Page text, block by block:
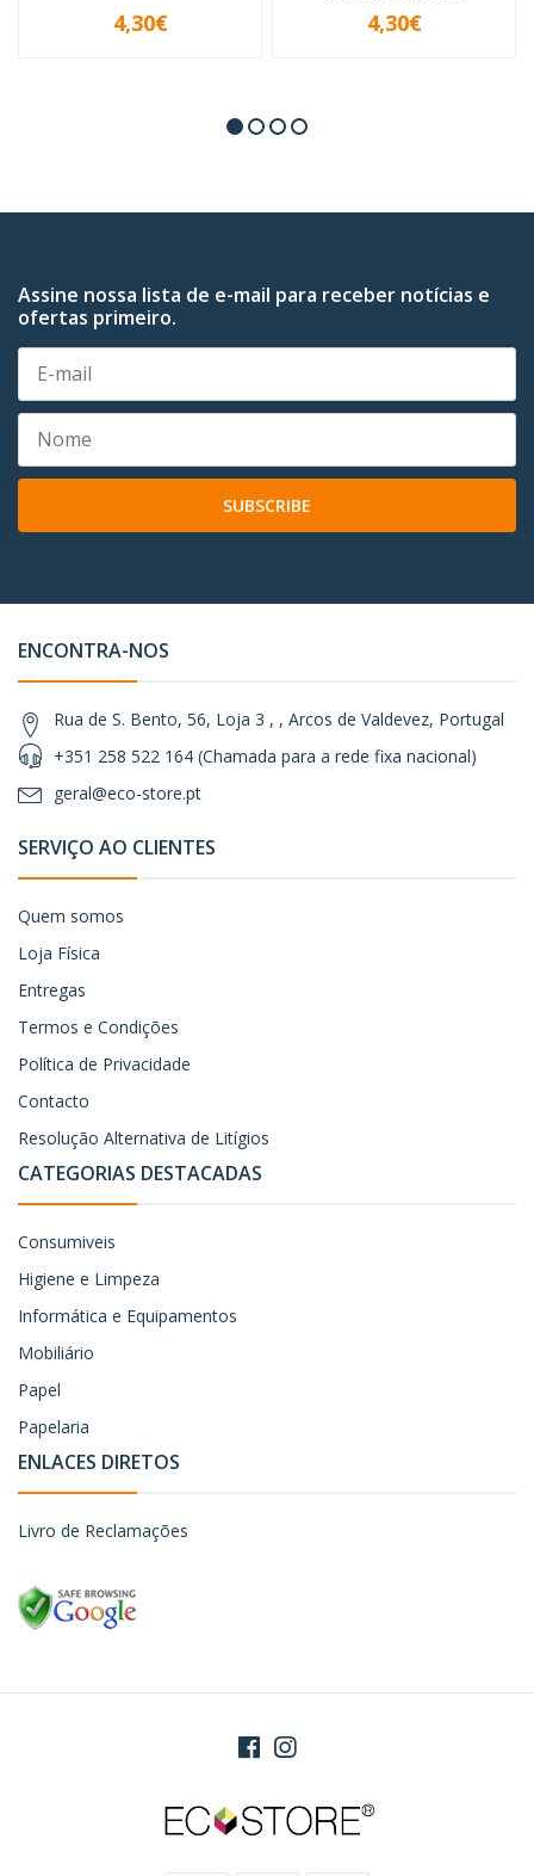
+
4,30€ +
4,30€
Assine nossa lista de e-mail para receber notícias e
ofertas primeiro.
SUBSCRIBE
ENCONTRA-NOS
Rua de S. Bento, 56, Loja 3 , , Arcos de Valdevez, Portugal
+351 258 522 164 (Chamada para a rede fixa nacional)
geral@eco-store.pt
SERVIÇO AO CLIENTES
Quem somos
Loja Física
Entregas
Termos e Condições
Política de Privacidade
Contacto
Resolução Alternativa de Litígios
CATEGORIAS DESTACADAS
Consumiveis
Higiene e Limpeza
Informática e Equipamentos
Mobiliário
Papel
Papelaria
ENLACES DIRETOS
Livro de Reclamações